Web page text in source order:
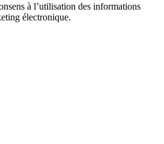
à l’utilisation des informations
électronique.